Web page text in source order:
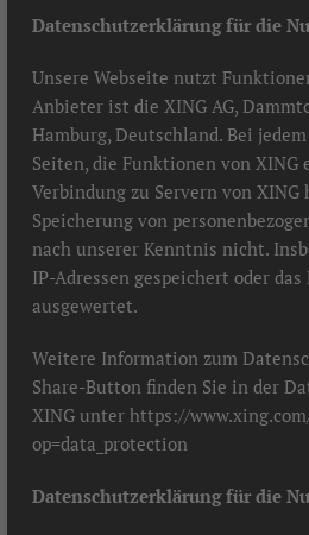
Datenschutzerklärung für die
Unsere Webseite nutzt
Anbieter ist die XING AG,
Hamburg, Deutschland. Bei
Seiten, die Funktionen von
Verbindung zu Servern von
Speicherung von
nach unserer Kenntnis nicht.
IP-Adressen gespeichert oder
ausgewertet.
Weitere Information zum
Share-Button finden Sie in der
XING unter https://
op=data_protection
Datenschutzerklärung für die